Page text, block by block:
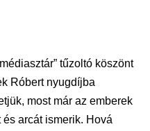
tűzoltó köszönt
Róbert nyugdíjba
most már az emberek
arcát ismerik. Hová